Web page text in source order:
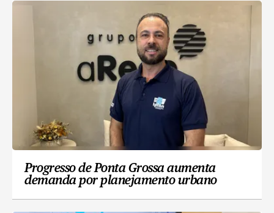
Progresso de Ponta Grossa aumenta
demanda por planejamento urbano